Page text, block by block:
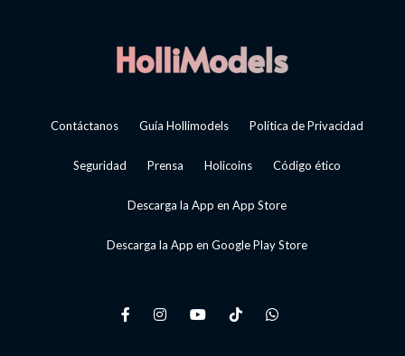
Contáctanos Guía Hollimodels Política de Privacidad
Seguridad Prensa Holicoins Código ético
Descarga la App en App Store
Descarga la App en Google Play Store